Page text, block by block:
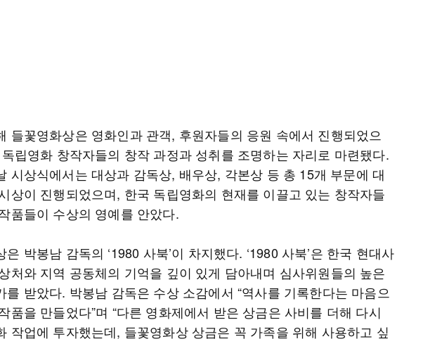
들꽃영화상은 영화인과 관객, 후원자들의 응원 속에서 진행되었으
립영화 창작자들의 창작 과정과 성취를 조명하는 자리로 마련됐다.
시상식에서는 대상과 감독상, 배우상, 각본상 등 총 15개 부문에 대
상이 진행되었으며, 한국 독립영화의 현재를 이끌고 있는 창작자들
품들이 수상의 영예를 안았다.
은 박봉남 감독의 ‘1980 사북’이 차지했다. ‘1980 사북’은 한국 현대사
처와 지역 공동체의 기억을 깊이 있게 담아내며 심사위원들의 높은
를 받았다. 박봉남 감독은 수상 소감에서 “역사를 기록한다는 마음으
품을 만들었다”며 “다른 영화제에서 받은 상금은 사비를 더해 다시
작업에 투자했는데, 들꽃영화상 상금은 꼭 가족을 위해 사용하고 싶